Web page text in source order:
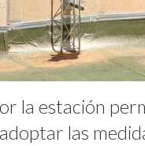
la estación
las